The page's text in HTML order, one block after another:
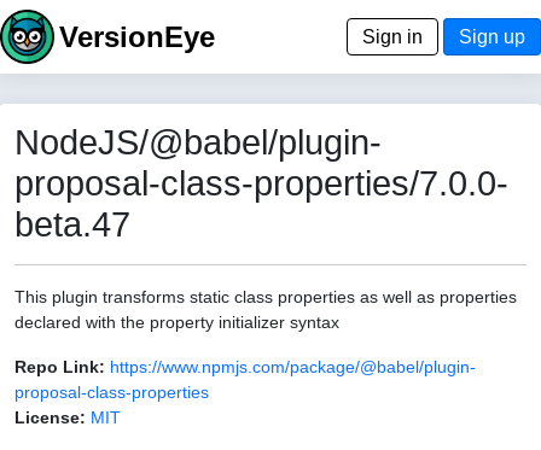
VersionEye Sign in Sign up
NodeJS/@babel/plugin-
proposal-class-properties/7.0.0-
beta.47
This plugin transforms static class properties as well as properties
declared with the property initializer syntax
Repo Link: https://www.npmjs.com/package/@babel/plugin-
proposal-class-properties
License: MIT